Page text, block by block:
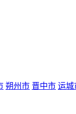
朔州市 晋中市 运城